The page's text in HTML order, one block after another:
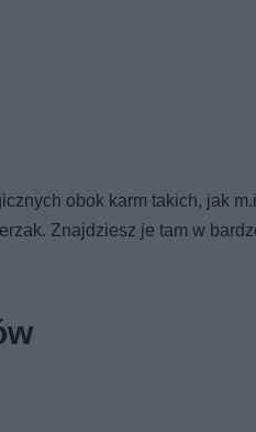
obok karm takich, jak
Znajdziesz je tam w